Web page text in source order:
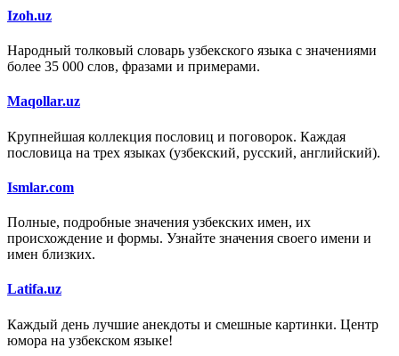
Izoh.uz
Народный толковый словарь узбекского языка с значениями
более 35 000 слов, фразами и примерами.
Maqollar.uz
Крупнейшая коллекция пословиц и поговорок. Каждая
пословица на трех языках (узбекский, русский, английский).
Ismlar.com
Полные, подробные значения узбекских имен, их
происхождение и формы. Узнайте значения своего имени и
имен близких.
Latifa.uz
Каждый день лучшие анекдоты и смешные картинки. Центр
юмора на узбекском языке!